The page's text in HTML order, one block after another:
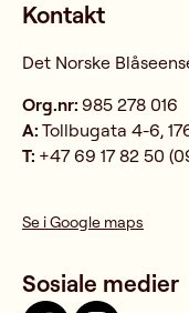
Kontakt
Det Norske
Org.nr: 985 278 016
A: Tollbugata 4-6,
T: +47 69 17 82 50
Se i Google maps
Sosiale medier